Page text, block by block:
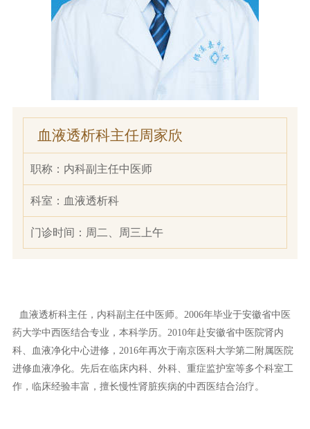
血液透析科主任周家欣
职称： 内科副主任中医师
科室： 血液透析科
门诊时间： 周二、周三上午
血液透析科主任，内科副主任中医师。2006年毕业于安徽省中医
药大学中西医结合专业，本科学历。2010年赴安徽省中医院肾内
科、血液净化中心进修，2016年再次于南京医科大学第二附属医院
进修血液净化。先后在临床内科、外科、重症监护室等多个科室工
作，临床经验丰富，擅长慢性肾脏疾病的中西医结合治疗。